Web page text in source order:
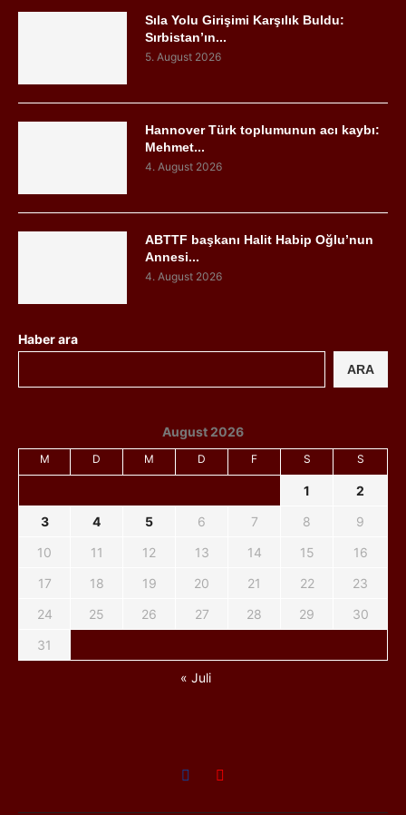
Sıla Yolu Girişimi Karşılık Buldu:
Sırbistan’ın...
5. August 2026
Hannover Türk toplumunun acı kaybı:
Mehmet...
4. August 2026
ABTTF başkanı Halit Habip Oğlu’nun
Annesi...
4. August 2026
Haber ara
ARA
August 2026
M D M D F S S
1
2
3
4 5 6 7 8
9
10
11 12 13 14 15
16
17
18 19 20 21 22
23
24
25 26 27 28 29
30
31
« Juli